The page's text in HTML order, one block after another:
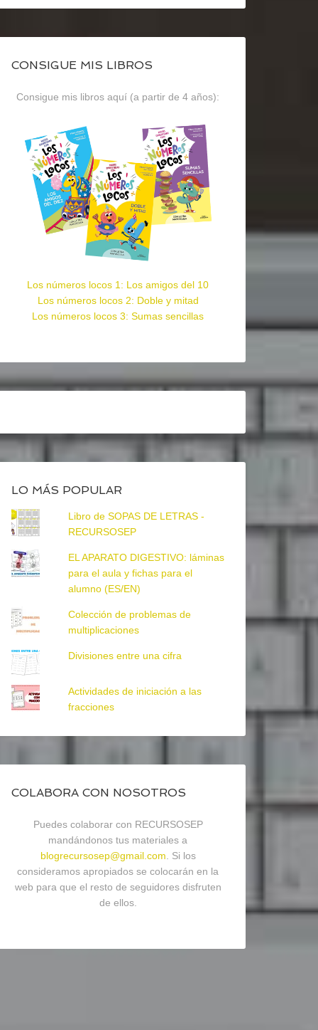
CONSIGUE MIS LIBROS
Consigue mis libros aquí (a partir de 4 años):
Los números locos 1: Los amigos del 10
Los números locos 2: Doble y mitad
Los números locos 3: Sumas sencillas
LO MÁS POPULAR
Libro de SOPAS DE LETRAS -
RECURSOSEP
EL APARATO DIGESTIVO: láminas
para el aula y fichas para el
alumno (ES/EN)
Colección de problemas de
multiplicaciones
Divisiones entre una cifra
Actividades de iniciación a las
fracciones
COLABORA CON NOSOTROS
Puedes colaborar con RECURSOSEP
mandándonos tus materiales a
blogrecursosep@gmail.com . Si los
consideramos apropiados se colocarán en la
web para que el resto de seguidores disfruten
de ellos.